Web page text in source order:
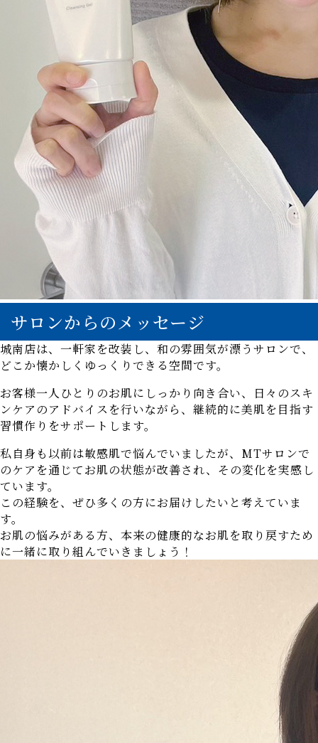
サロンからのメッセージ
城南店は、一軒家を改装し、和の雰囲気が漂うサロンで、
どこか懐かしくゆっくりできる空間です。
お客様一人ひとりのお肌にしっかり向き合い、日々のスキ
ンケアのアドバイスを行いながら、継続的に美肌を目指す
習慣作りをサポートします。
私自身も以前は敏感肌で悩んでいましたが、MTサロンで
のケアを通じてお肌の状態が改善され、その変化を実感し
ています。
この経験を、ぜひ多くの方にお届けしたいと考えていま
す。
お肌の悩みがある方、本来の健康的なお肌を取り戻すため
に一緒に取り組んでいきましょう！